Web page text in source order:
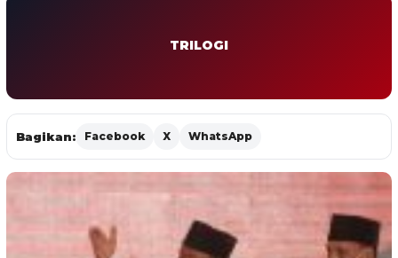
TRILOGI
Bagikan: Facebook X WhatsApp